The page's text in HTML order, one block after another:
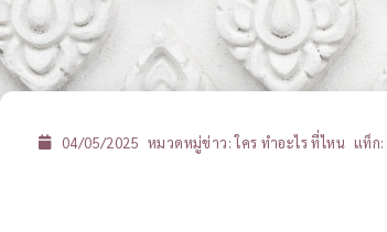
04/05/2025 หมวดหมู่ข่าว:ใคร ทำอะไร ที่ไหน แท็ก: